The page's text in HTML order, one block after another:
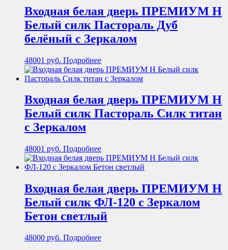
Входная белая дверь ПРЕМИУМ Н
Белый силк Пастораль Дуб
белёный с Зеркалом
48001 руб. Подробнее
Входная белая дверь ПРЕМИУМ Н
Белый силк Пастораль Силк титан
с Зеркалом
48001 руб. Подробнее
Входная белая дверь ПРЕМИУМ Н
Белый силк ФЛ-120 с Зеркалом
Бетон светлый
48000 руб. Подробнее